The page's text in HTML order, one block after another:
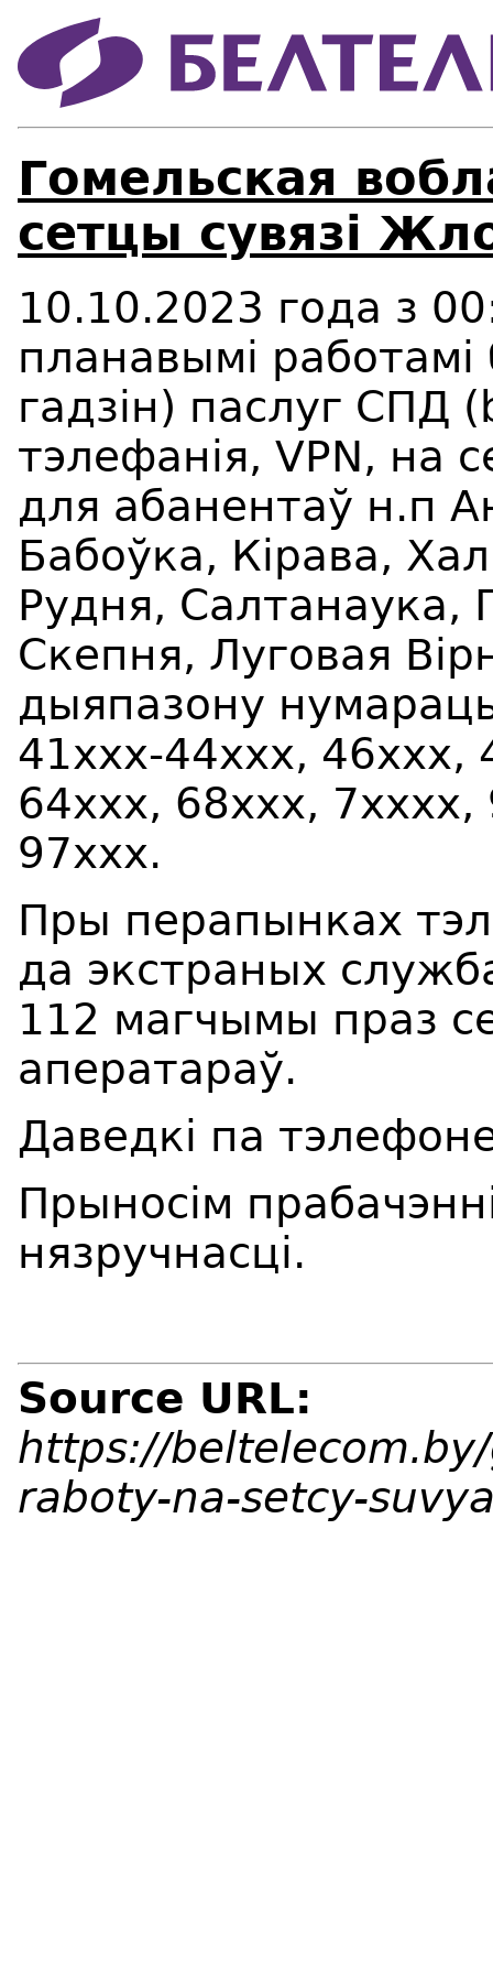
Гомельская
сетцы сувязі
10.10.2023 года з
планавымі
гадзiн) паслуг СПД (
тэлефанія, VPN, на
для абанентаў н.п
Бабоўка, Кiрaвa,
Рудня, Салтанayка,
Скепня, Луговая Вi
дыяпазону
41xxx-44ххх, 46xxх,
64xxx, 68ххх, 7хxxx,
97ххх.
Пры перапынках
да экстраных
112 магчымы праз
аператараў.
Даведкі па
Прыносім
нязручнасці.
Source URL:
https://
raboty-na-setcy-